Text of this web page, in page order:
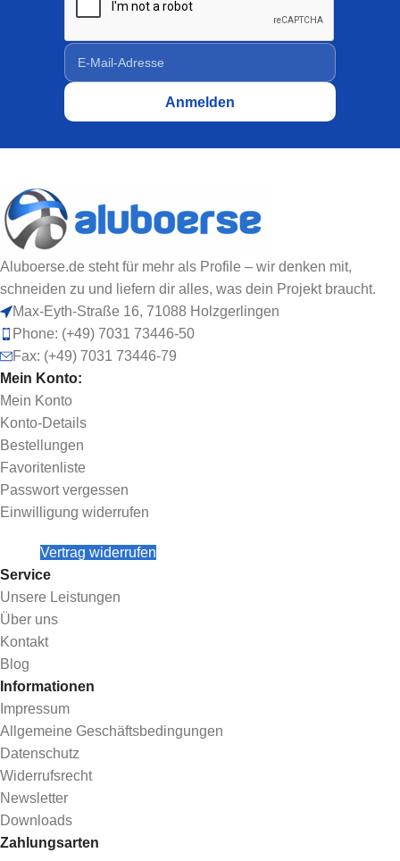
Aluboerse.de steht für mehr als Profile – wir denken mit,
schneiden zu und liefern dir alles, was dein Projekt braucht.
Max-Eyth-Straße 16, 71088 Holzgerlingen
Phone: (+49) 7031 73446-50
Fax: (+49) 7031 73446-79
Mein Konto:
Mein Konto
Konto-Details
Bestellungen
Favoritenliste
Passwort vergessen
Einwilligung widerrufen
Vertrag widerrufen
Service
Unsere Leistungen
Über uns
Kontakt
Blog
Informationen
Impressum
Allgemeine Geschäftsbedingungen
Datenschutz
Widerrufsrecht
Newsletter
Downloads
Zahlungsarten